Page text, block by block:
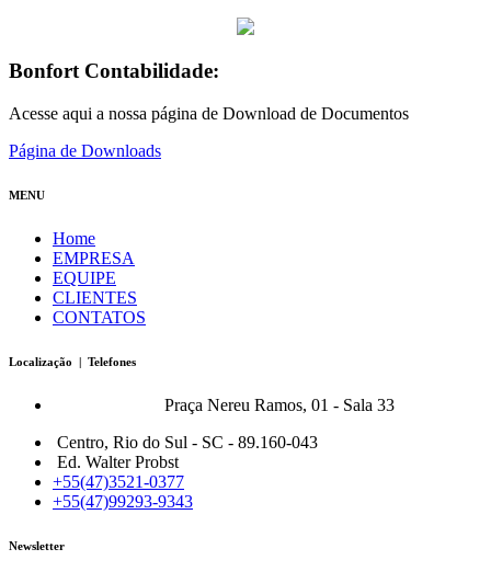
Bonfort Contabilidade:
Acesse aqui a nossa página de Download de Documentos
Página de Downloads
MENU
Home
EMPRESA
EQUIPE
CLIENTES
CONTATOS
Localização | Telefones
Praça Nereu Ramos, 01 - Sala 33
Centro, Rio do Sul - SC - 89.160-043
Ed. Walter Probst
+55(47)3521-0377
+55(47)99293-9343
Newsletter